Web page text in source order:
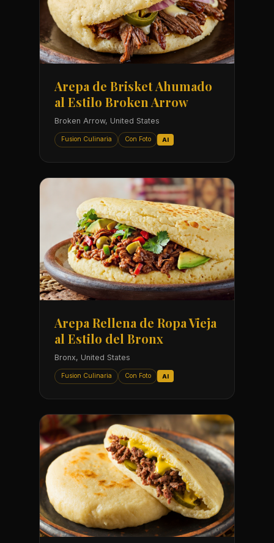
Arepa de Brisket Ahumado
al Estilo Broken Arrow
Broken Arrow, United States
Fusion Culinaria Con Foto AI
Arepa Rellena de Ropa Vieja
al Estilo del Bronx
Bronx, United States
Fusion Culinaria Con Foto AI